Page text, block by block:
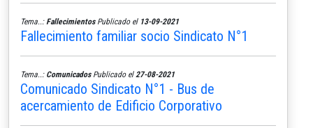
Tema..: FallecimientosPublicado el 13-09-2021
Fallecimiento familiar socio Sindicato N°1
Tema..: ComunicadosPublicado el 27-08-2021
Comunicado Sindicato N°1 - Bus de
acercamiento de Edificio Corporativo